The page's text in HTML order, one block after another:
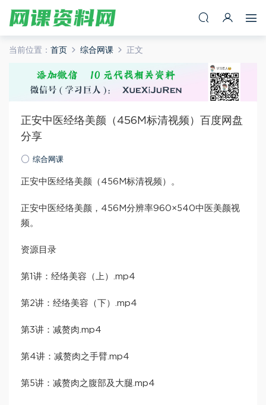
当前位置： 首页 综合网课 正文
正安中医经络美颜（456M标清视频）百度网盘
分享
综合网课
正安中医经络美颜（456M标清视频）。
正安中医经络美颜，456M分辨率960×540中医美颜视
频。
资源目录
第1讲：经络美容（上）.mp4
第2讲：经络美容（下）.mp4
第3讲：减赘肉.mp4
第4讲：减赘肉之手臂.mp4
第5讲：减赘肉之腹部及大腿.mp4